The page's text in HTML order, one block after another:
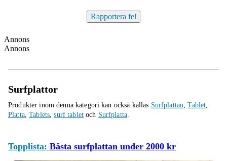
Rapportera fel
Annons
Annons
Surfplattor
Produkter inom denna kategori kan också kallas Surfplattan,Tablet,
Platta,Tablets,surf tabletoch Surfplatta.
Topplista: Bästa surfplattan under 2000 kr